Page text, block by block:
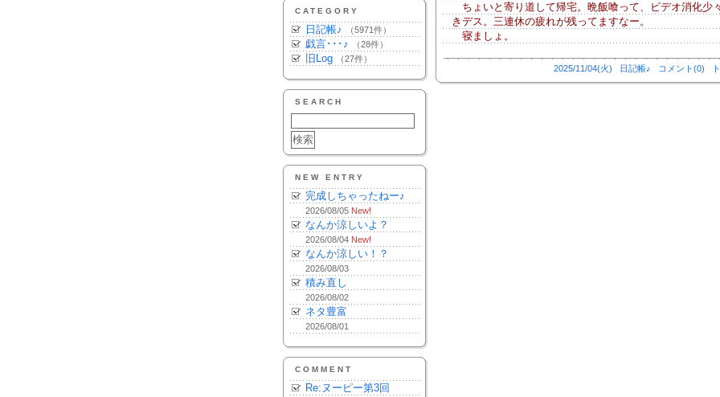
CATEGORY
日記帳♪ （5971件）
戯言･･･♪ （28件）
旧Log （27件）
SEARCH
NEW ENTRY
完成しちゃったねー♪
2026/08/05 New!
なんか涼しいよ？
2026/08/04 New!
なんか涼しい！？
2026/08/03
積み直し
2026/08/02
ネタ豊富
2026/08/01
COMMENT
Re:ヌーピー第3回
ちょいと寄り道して帰宅。晩飯喰って、ビデオ消化少
きデス。三連休の疲れが残ってますなー。
寝ましょ。
2025/11/04(火) 日記帳♪ コメント(0)